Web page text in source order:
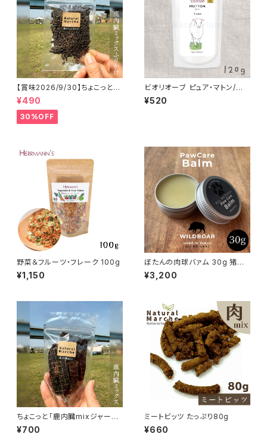
【賞味2026/9/30】ちょこっと
「鹿内臓mixふりかけ」ジビエ鹿
おやつ
¥490
30%OFF
ビオリオーブ ピュア・マトン/羊1
00% Bioliob 旧ヘルマン
¥520
野菜＆フルーツ・フレーク 100g
¥1,150
ぼたんの肉球バァム 30g 猪油
日本ミツバチ 肉球クリーム
¥3,200
ちょこっと「鹿内臓mixジャーキ
ー」ジビエ鹿 おやつ
¥700
ミートビッツ たっぷり80g
¥660